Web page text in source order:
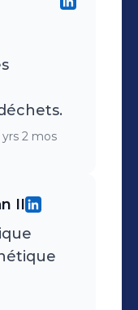
yrs 2 mos
II